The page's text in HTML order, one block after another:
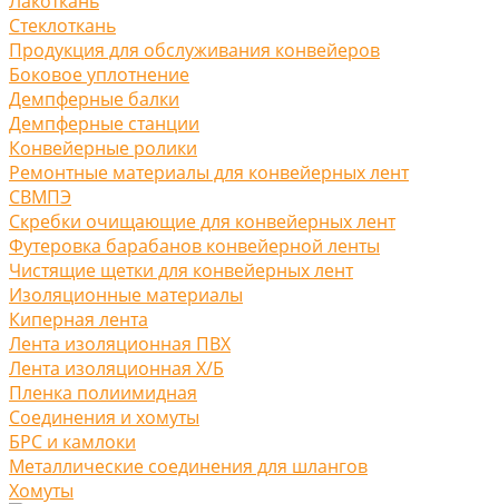
Стеклоткань
Продукция для обслуживания конвейеров
Боковое уплотнение
Демпферные балки
Демпферные станции
Конвейерные ролики
Ремонтные материалы для конвейерных лент
СВМПЭ
Скребки очищающие для конвейерных лент
Футеровка барабанов конвейерной ленты
Чистящие щетки для конвейерных лент
Изоляционные материалы
Киперная лента
Лента изоляционная ПВХ
Лента изоляционная Х/Б
Пленка полиимидная
Соединения и хомуты
БРС и камлоки
Металлические соединения для шлангов
Хомуты